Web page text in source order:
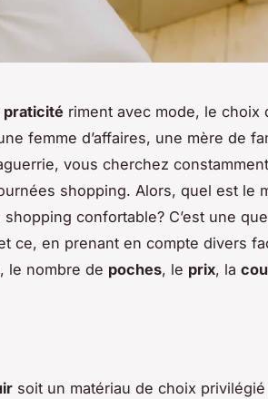
praticité riment avec mode, le choix
femme d’affaires, une mère de
vous cherchez
shopping. Alors, quel est le
confortable? C’est une
ce, en prenant en compte divers
le nombre de poches, le prix, la
soit un matériau de choix